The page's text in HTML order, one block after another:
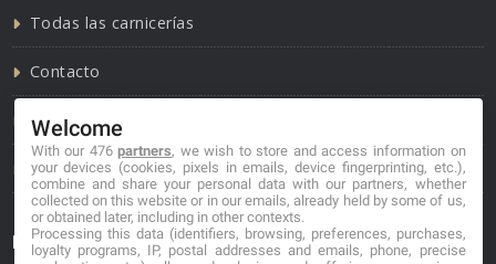
Todas las carnicerías
Contacto
Política de cookies
Política de privacidad
Información de contacto
Welcome
With our 476partners, we wish to store and access information on
your devices (cookies, pixels in emails, device fingerprinting, etc.),
combine and share your personal data with our partners, whether
collected on this website or in our emails, already held by some of us,
or obtained later, including in other contexts.
Processing this data (identifiers, browsing, preferences, purchases,
loyalty programs, IP, postal addresses and emails, phone, precise